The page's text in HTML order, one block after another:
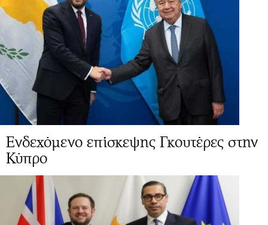
Ενδεχόμενο επίσκεψης Γκουτέρες στην
Κύπρο